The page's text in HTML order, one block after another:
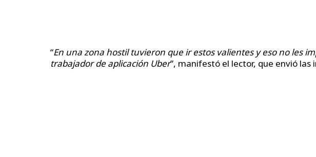
“En una zona hostil tuvieron que ir estos valientes y eso no les
trabajador de aplicación Uber”, manifestó el lector, que envió las